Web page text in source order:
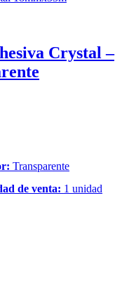
Crystal –
Transparente
de venta: 1 unidad